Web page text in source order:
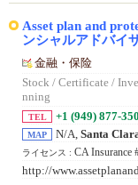
Asset plan and
ンシャルアドバイ
金融・保险
Stock / Certificate /
nning
TEL +1 (949) 877-
MAP N/A, Santa
ライセンス : CA Insurance
http://